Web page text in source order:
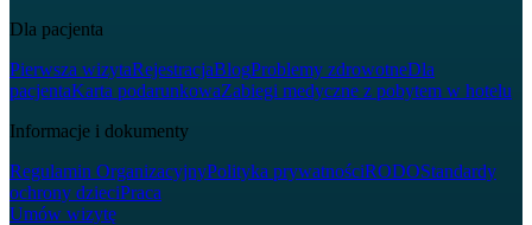
Dla pacjenta
Pierwsza wizytaRejestracjaBlogProblemy zdrowotneDla
pacjentaKarta podarunkowaZabiegi medyczne z pobytem w hotelu
Informacje i dokumenty
Regulamin OrganizacyjnyPolityka prywatnościRODOStandardy
ochrony dzieciPraca
Umów wizytę